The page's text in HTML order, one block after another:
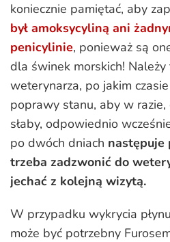
koniecznie pamiętać, aby
był amoksycyliną ani
penicylinie, ponieważ są
dla świnek morskich!
weterynarza, po jakim
poprawy stanu, aby w razie,
słaby, odpowiednio
po dwóch dniach następuje
trzeba zadzwonić do
jechać z kolejną wizytą.
W przypadku wykrycia
może być potrzebny